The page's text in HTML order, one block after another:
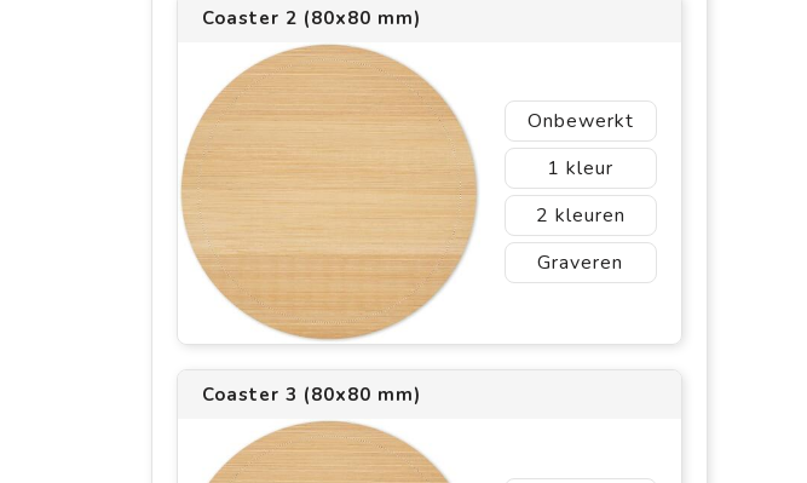
Coaster 2 (80x80 mm)
Onbewerkt
1
2
Graveren
Coaster 3 (80x80 mm)